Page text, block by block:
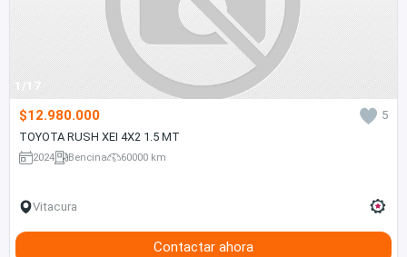
1/17
$12.980.000
5
TOYOTA RUSH XEI 4X2 1.5 MT
2024 Bencina 60000 km
Vitacura
Contactar ahora